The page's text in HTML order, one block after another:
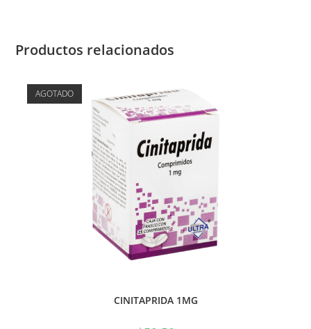
Productos relacionados
AGOTADO
CINITAPRIDA 1MG